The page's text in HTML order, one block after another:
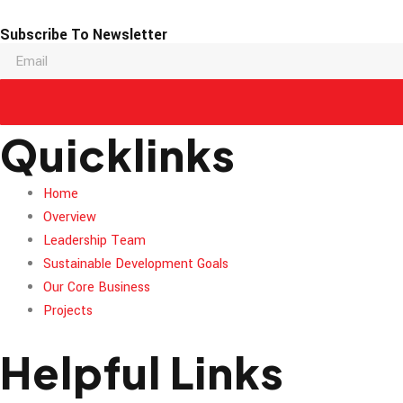
Subscribe To Newsletter
Quicklinks
Home
Overview
Leadership Team
Sustainable Development Goals
Our Core Business
Projects
Helpful Links